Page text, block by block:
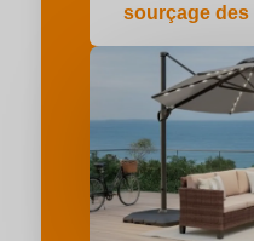
sourçage